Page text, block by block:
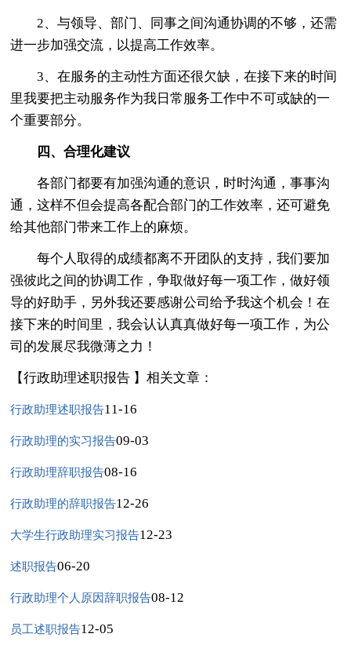
2、与领导、部门、同事之间沟通协调的不够，还需
进一步加强交流，以提高工作效率。
3、在服务的主动性方面还很欠缺，在接下来的时间
里我要把主动服务作为我日常服务工作中不可或缺的一
个重要部分。
四、合理化建议
各部门都要有加强沟通的意识，时时沟通，事事沟
通，这样不但会提高各配合部门的工作效率，还可避免
给其他部门带来工作上的麻烦。
每个人取得的成绩都离不开团队的支持，我们要加
强彼此之间的协调工作，争取做好每一项工作，做好领
导的好助手，另外我还要感谢公司给予我这个机会！在
接下来的时间里，我会认认真真做好每一项工作，为公
司的发展尽我微薄之力！
【行政助理述职报告 】相关文章：
行政助理述职报告11-16
行政助理的实习报告09-03
行政助理辞职报告08-16
行政助理的辞职报告12-26
大学生行政助理实习报告12-23
述职报告06-20
行政助理个人原因辞职报告08-12
员工述职报告12-05